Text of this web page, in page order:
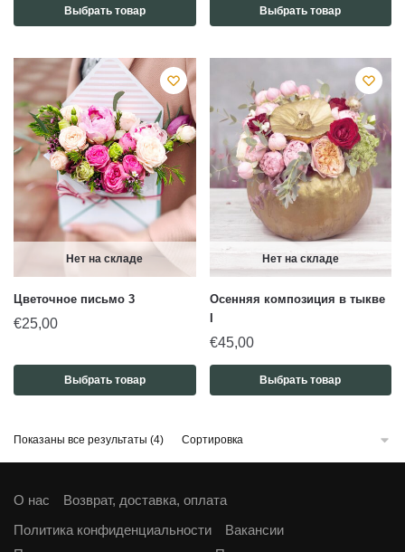
Выбрать товар Выбрать товар
Нет на складе
Цветочное письмо 3
€25,00
Выбрать товар
Нет на складе
Осенняя композиция в тыкве
€45,00
Выбрать товар
Показаны все результаты (4)
О нас
Возврат, доставка, оплата
Политика конфиденциальности
Вакансии